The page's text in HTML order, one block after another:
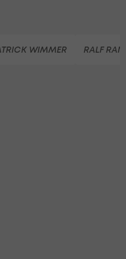
WIMMER RALF